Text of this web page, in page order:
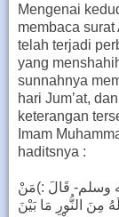
Mengenai
membaca surat
telah terjadi
yang
sunnahnya
hari Jum’at,
keterangan
Imam
haditsnya :
وسلم- قَالَ :)مَنْ
مِنَ النُّورِ مَا بَيْنَ